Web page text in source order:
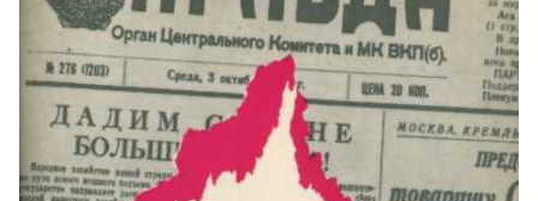
was een troostgeschenk voor een
medegevangene, Franciska.
Inhoud en Thema's
Het boekje bevat eenvoudige maar
diep ontroerende gebeden voor de
morgen, de avond, de heilige